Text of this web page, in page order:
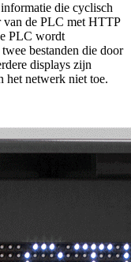
die cyclisch
van de PLC met HTTP
PLC wordt
bestanden die door
displays zijn
het netwerk niet toe.